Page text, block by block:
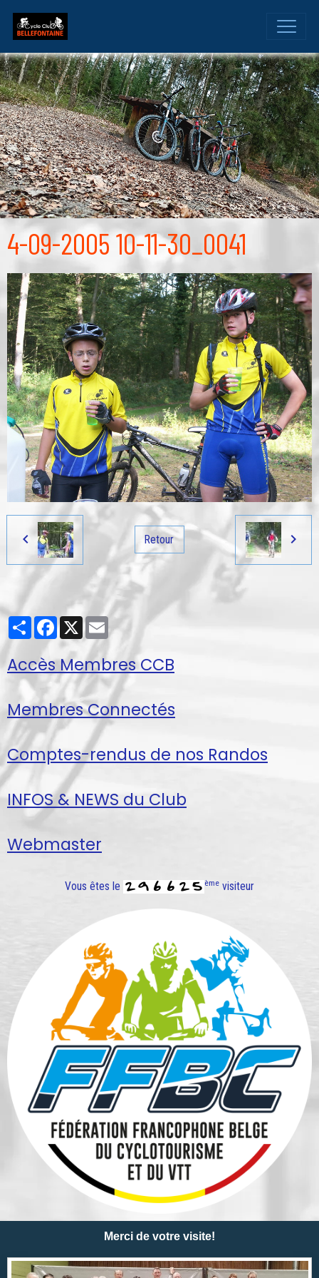
4-09-2005 10-11-30_0041
Retour
PartagerFacebook
X Email
Accès Membres CCB
Membres Connectés
Comptes-rendus de nos Randos
INFOS & NEWS du Club
Webmaster
Vous êtes le ème visiteur
Merci de votre visite!